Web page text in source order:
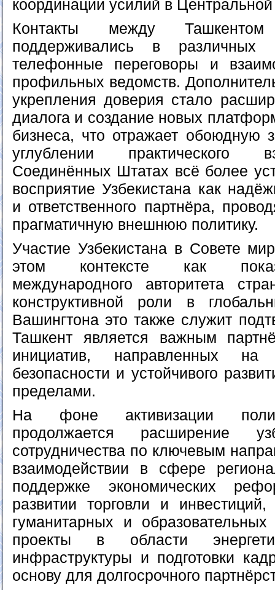
координации усилий в
Контакты между
поддерживались в различных
телефонные переговоры и
профильных ведомств.
укрепления доверия стало
диалога и создание новых
бизнеса, что отражает обоюдную
углублении практического
Соединённых Штатах всё более
восприятие Узбекистана как
и ответственного партнёра,
прагматичную внешнюю политику.
Участие Узбекистана в Совете
этом контексте как
международного авторитета
конструктивной роли в
Вашингтона это также служит
Ташкент является важным
инициатив, направленных
безопасности и устойчивого
пределами.
На фоне активизации
продолжается расширение
сотрудничества по ключевым
взаимодействии в сфере
поддержке экономических
развитии торговли и
гуманитарных и
проекты в области
инфраструктуры и подготовки
основу для долгосрочного